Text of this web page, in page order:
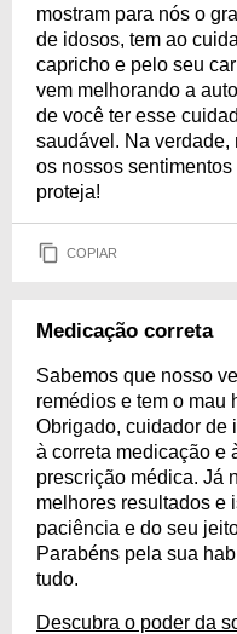
mostram para nós o
de idosos, tem ao
capricho e pelo seu
vem melhorando a
de você ter esse
saudável. Na verdade,
os nossos
proteja!
COPIAR
Medicação correta
Sabemos que nosso
remédios e tem o mau
Obrigado, cuidador de
à correta medicação e
prescrição médica. Já
melhores resultados e
paciência e do seu
Parabéns pela sua
tudo.
Descubra o poder da